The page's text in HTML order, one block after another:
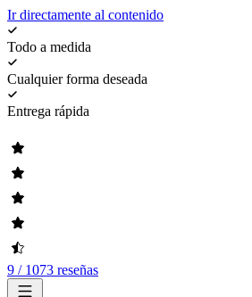
Ir directamente al contenido
Todo a medida
Cualquier forma deseada
Entrega rápida
9 / 1073 reseñas